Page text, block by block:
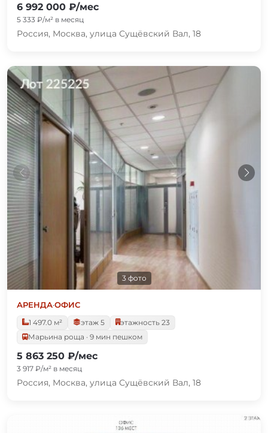
6 992 000 ₽/мес
5 333 ₽/м² в месяц
Россия, Москва, улица Сущёвский Вал, 18
3 фото
АРЕНДА·ОФИС
1 497.0 м²
этаж 5
этажность 23
Марьина роща · 9 мин пешком
5 863 250 ₽/мес
3 917 ₽/м² в месяц
Россия, Москва, улица Сущёвский Вал, 18